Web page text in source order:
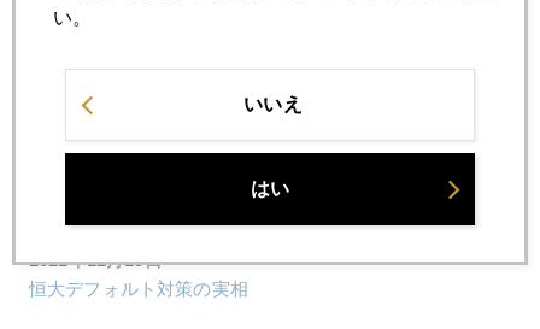
パウエル氏「変心」の実態、ＦＯＭＣで明らかに
2021年12月15日
いよいよ１２月ＦＯＭＣ、パウエル・ピボットへ
2021年12月15日
恒大デフォルト対策の実相
い。
いいえ
はい